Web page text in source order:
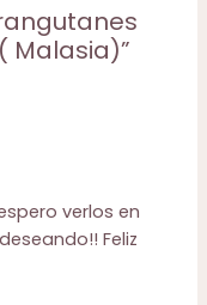
Malasia)”
verlos en
Feliz